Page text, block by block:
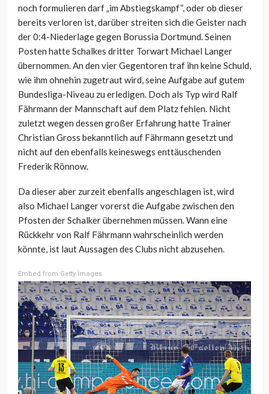
noch formulieren darf „im Abstiegskampf“, oder ob dieser
bereits verloren ist, darüber streiten sich die Geister nach
der 0:4-Niederlage gegen Borussia Dortmund. Seinen
Posten hatte Schalkes dritter Torwart Michael Langer
übernommen. An den vier Gegentoren traf ihn keine Schuld,
wie ihm ohnehin zugetraut wird, seine Aufgabe auf gutem
Bundesliga-Niveau zu erledigen. Doch als Typ wird Ralf
Fährmann der Mannschaft auf dem Platz fehlen. Nicht
zuletzt wegen dessen großer Erfahrung hatte Trainer
Christian Gross bekanntlich auf Fährmann gesetzt und
nicht auf den ebenfalls keineswegs enttäuschenden
Frederik Rönnow.
Da dieser aber zurzeit ebenfalls angeschlagen ist, wird
also Michael Langer vorerst die Aufgabe zwischen den
Pfosten der Schalker übernehmen müssen. Wann eine
Rückkehr von Ralf Fährmann wahrscheinlich werden
könnte, ist laut Aussagen des Clubs nicht abzusehen.
Embed from Getty Images